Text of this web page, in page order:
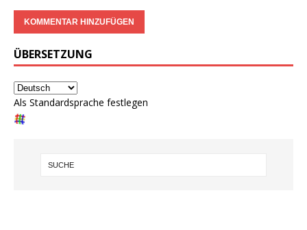
ÜBERSETZUNG
Als Standardsprache festlegen